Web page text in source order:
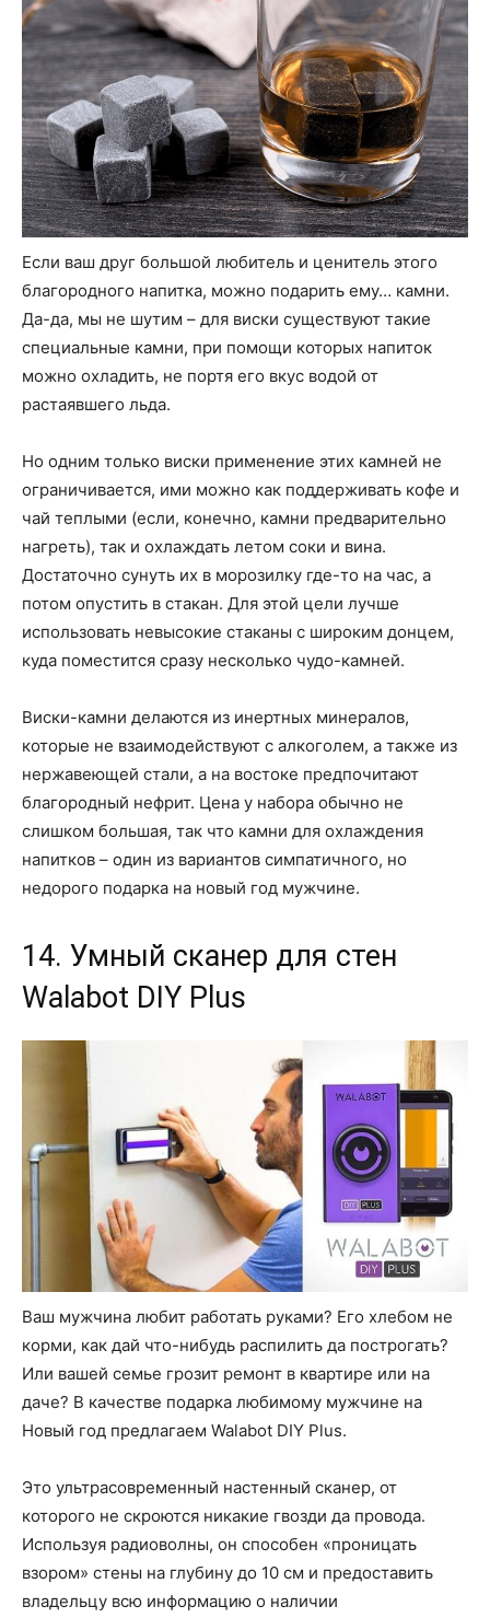
Если ваш друг большой любитель и ценитель этого
благородного напитка, можно подарить ему… камни.
Да-да, мы не шутим – для виски существуют такие
специальные камни, при помощи которых напиток
можно охладить, не портя его вкус водой от
растаявшего льда.
Но одним только виски применение этих камней не
ограничивается, ими можно как поддерживать кофе и
чай теплыми (если, конечно, камни предварительно
нагреть), так и охлаждать летом соки и вина.
Достаточно сунуть их в морозилку где-то на час, а
потом опустить в стакан. Для этой цели лучше
использовать невысокие стаканы с широким донцем,
куда поместится сразу несколько чудо-камней.
Виски-камни делаются из инертных минералов,
которые не взаимодействуют с алкоголем, а также из
нержавеющей стали, а на востоке предпочитают
благородный нефрит. Цена у набора обычно не
слишком большая, так что камни для охлаждения
напитков – один из вариантов симпатичного, но
недорого подарка на новый год мужчине.
14. Умный сканер для стен
Walabot DIY Plus
Ваш мужчина любит работать руками? Его хлебом не
корми, как дай что-нибудь распилить да построгать?
Или вашей семье грозит ремонт в квартире или на
даче? В качестве подарка любимому мужчине на
Новый год предлагаем Walabot DIY Plus.
Это ультрасовременный настенный сканер, от
которого не скроются никакие гвозди да провода.
Используя радиоволны, он способен «проницать
взором» стены на глубину до 10 см и предоставить
владельцу всю информацию о наличии